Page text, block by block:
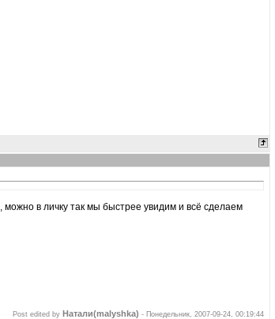
, можно в личку так мы быстрее увидим и всё сделаем
Post edited by Натали(malyshka) - Понедельник, 2007-09-24, 00:19:44